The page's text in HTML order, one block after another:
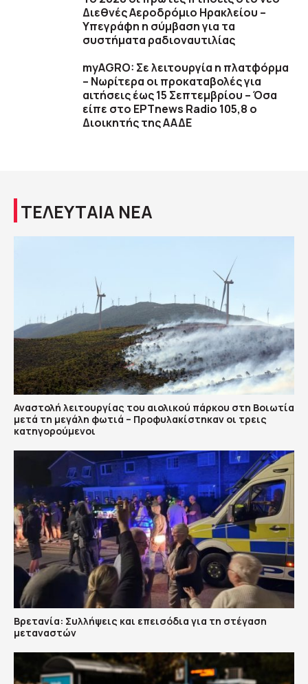
Διεθνές Αεροδρόμιο Ηρακλείου –
Υπεγράφη η σύμβαση για τα
συστήματα ραδιοναυτιλίας
myAGRO: Σε λειτουργία η πλατφόρμα
– Νωρίτερα οι προκαταβολές για
αιτήσεις έως 15 Σεπτεμβρίου – Όσα
είπε στο ΕΡΤnews Radio 105,8 ο
Διοικητής της ΑΑΔΕ
ΤΕΛΕΥΤΑΙΑ ΝΕΑ
Αναστολή λειτουργίας του αιολικού πάρκου στη Βοιωτία
μετά τη μεγάλη φωτιά – Προφυλακίστηκαν οι τρεις
κατηγορούμενοι
Βρετανία: Συλλήψεις και επεισόδια για τη στέγαση
μεταναστών